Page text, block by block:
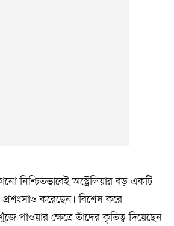
নিশ্চিতভাবেই অস্ট্রেলিয়ার বড় একটি
প্রশংসাও করেছেন। বিশেষ করে
পাওয়ার ক্ষেত্রে তাঁদের কৃতিত্ব দিয়েছেন